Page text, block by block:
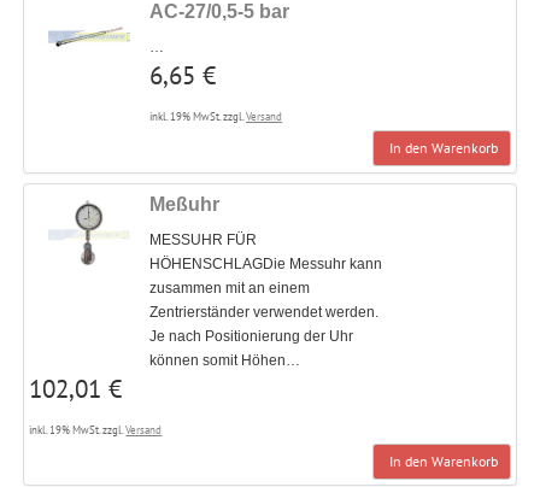
AC-27/0,5-5 bar
…
6,65 €
inkl. 19% MwSt. zzgl.Versand
In den Warenkorb
Meßuhr
MESSUHR FÜR
HÖHENSCHLAGDie Messuhr kann
zusammen mit an einem
Zentrierständer verwendet werden.
Je nach Positionierung der Uhr
können somit Höhen…
102,01 €
inkl. 19% MwSt. zzgl.Versand
In den Warenkorb